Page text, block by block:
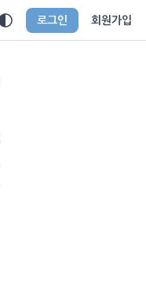
로그인 회원가입